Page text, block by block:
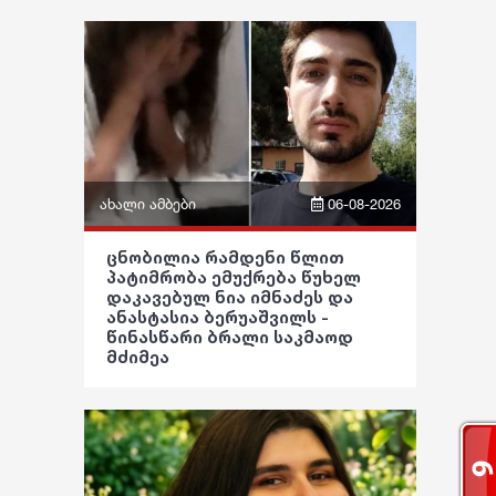
ეკონომიკა
რჩევები
ინტერვიუ
შოუბიზნესი
კულინარია
ასტროლოგია
კულტურა
გართობა
რეგიონი
სპორტი
მსოფლიო
ეკონომიკა
სამართალი
რჩევები
ახალი ამბები
ფრაზები
ვიდეო
პოლიტიკა
განათლება
ჯანდაცვა
06-08-2026
ცნობილია რამდენი წლით
პატიმრობა ემუქრება წუხელ
დაკავებულ ნია იმნაძეს და
ანასტასია ბერუაშვილს -
წინასწარი ბრალი საკმაოდ
მძიმეა